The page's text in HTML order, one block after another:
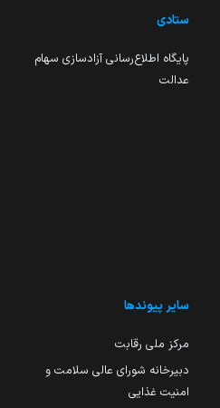
ستادی
پایگاه اطلاع‌رسانی آزادسازی سهام
عدالت
سایر پیوندها
مرکز ملی رقابت
دبیرخانه شورای عالی سلامت و
امنیت غذایی